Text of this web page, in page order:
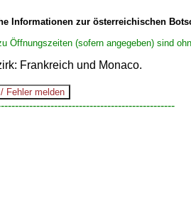
Informationen zur österreichischen
Öffnungszeiten (sofern angegeben) sind
Frankreich und Monaco.